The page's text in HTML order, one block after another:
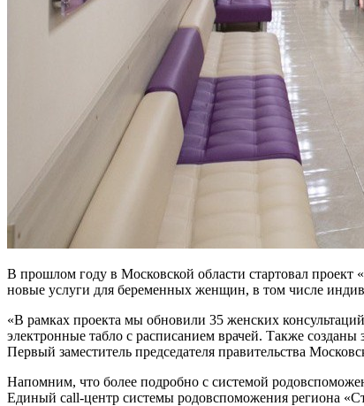
В прошлом году в Московской области стартовал проект
новые услуги для беременных женщин, в том числе
«В рамках проекта мы обновили 35 женских
электронные табло с расписанием врачей. Также
Первый заместитель председателя правительства
Напомним, что более подробно с системой
Единый call-центр системы родовспоможения региона